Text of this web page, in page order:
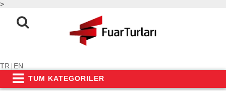
>
TR | EN
TUM KATEGORILER